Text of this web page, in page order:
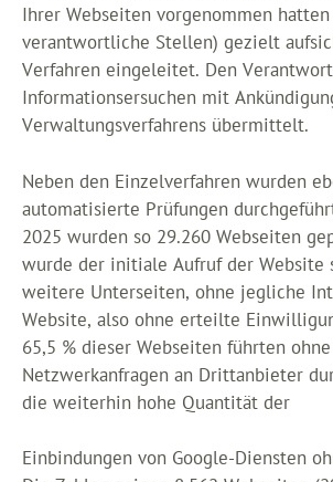
Ihrer Webseiten vorgenommen
verantwortliche Stellen) gezielt
Verfahren eingeleitet. Den
Informationsersuchen mit
Verwaltungsverfahrens übermittelt.
Neben den Einzelverfahren wurden
automatisierte Prüfungen
2025 wurden so 29.260 Webseiten
wurde der initiale Aufruf der Website
weitere Unterseiten, ohne jegliche
Website, also ohne erteilte
65,5 % dieser Webseiten führten
Netzwerkanfragen an Drittanbieter
die weiterhin hohe Quantität der
Einbindungen von Google-Diensten